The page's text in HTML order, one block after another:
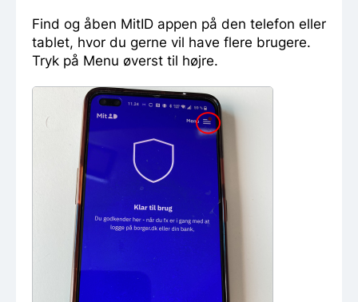
Find og åben MitID appen på den telefon eller
tablet, hvor du gerne vil have flere brugere.
Tryk på Menu øverst til højre.